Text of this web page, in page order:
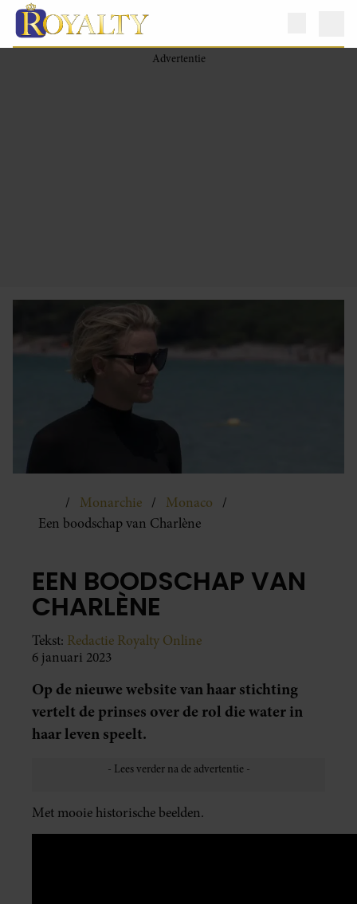
Monarchie
Monaco
Een boodschap van Charlène
EEN BOODSCHAP VAN
CHARLÈNE
Tekst: Redactie Royalty Online
6 januari 2023
Op de nieuwe website van haar stichting
vertelt de prinses over de rol die water in
haar leven speelt.
Met mooie historische beelden.